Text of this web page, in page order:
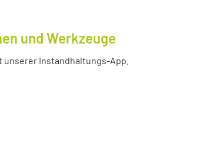
und Werkzeuge
unserer Instandhaltungs-App.